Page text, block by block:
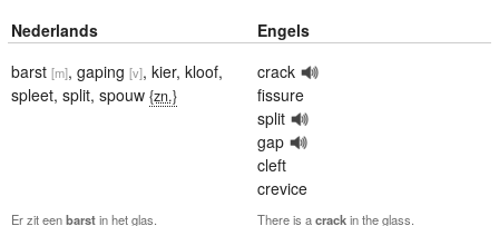
Nederlands
Engels
barst [m], gaping [v], kier, kloof,
spleet, split, spouw {zn.}
crack
fissure
split
gap
cleft
crevice
Er zit eenbarstin het glas. There is acrackin the glass.